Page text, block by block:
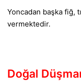
Yoncadan başka fiğ,
vermektedir.
Doğal